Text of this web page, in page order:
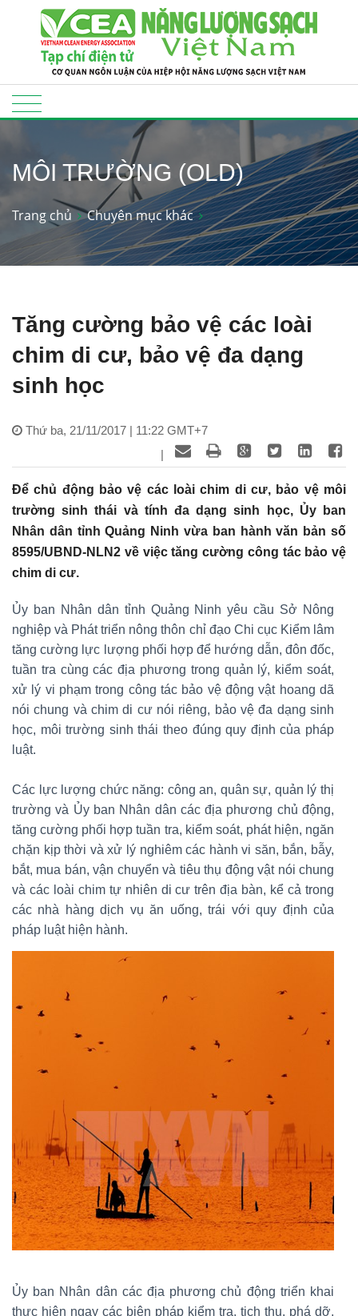
MÔI TRƯỜNG (OLD)
Trang chủ Chuyên mục khác
Tăng cường bảo vệ các loài
chim di cư, bảo vệ đa dạng
sinh học
Thứ ba, 21/11/2017 | 11:22 GMT+7
|
Để chủ động bảo vệ các loài chim di cư, bảo vệ môi
trường sinh thái và tính đa dạng sinh học, Ủy ban
Nhân dân tỉnh Quảng Ninh vừa ban hành văn bản số
8595/UBND-NLN2 về việc tăng cường công tác bảo vệ
chim di cư.
Ủy ban Nhân dân tỉnh Quảng Ninh yêu cầu Sở Nông
nghiệp và Phát triển nông thôn chỉ đạo Chi cục Kiểm lâm
tăng cường lực lượng phối hợp để hướng dẫn, đôn đốc,
tuần tra cùng các địa phương trong quản lý, kiểm soát,
xử lý vi phạm trong công tác bảo vệ động vật hoang dã
nói chung và chim di cư nói riêng, bảo vệ đa dạng sinh
học, môi trường sinh thái theo đúng quy định của pháp
luật.
Các lực lượng chức năng: công an, quân sự, quản lý thị
trường và Ủy ban Nhân dân các địa phương chủ động,
tăng cường phối hợp tuần tra, kiểm soát, phát hiện, ngăn
chặn kịp thời và xử lý nghiêm các hành vi săn, bắn, bẫy,
bắt, mua bán, vận chuyển và tiêu thụ động vật nói chung
và các loài chim tự nhiên di cư trên địa bàn, kể cả trong
các nhà hàng dịch vụ ăn uống, trái với quy định của
pháp luật hiện hành.
Ủy ban Nhân dân các địa phương chủ động triển khai
thực hiện ngay các biện pháp kiểm tra, tịch thu, phá dỡ,